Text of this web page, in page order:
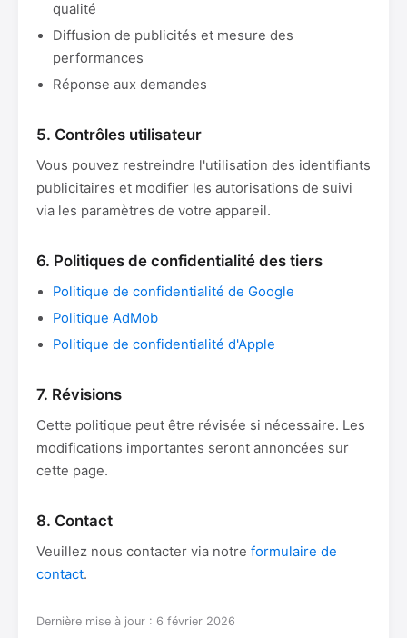
qualité
Diffusion de publicités et mesure des
performances
Réponse aux demandes
5. Contrôles utilisateur
Vous pouvez restreindre l'utilisation des identifiants
publicitaires et modifier les autorisations de suivi
via les paramètres de votre appareil.
6. Politiques de confidentialité des tiers
Politique de confidentialité de Google
Politique AdMob
Politique de confidentialité d'Apple
7. Révisions
Cette politique peut être révisée si nécessaire. Les
modifications importantes seront annoncées sur
cette page.
8. Contact
Veuillez nous contacter via notre formulaire de
contact.
Dernière mise à jour : 6 février 2026